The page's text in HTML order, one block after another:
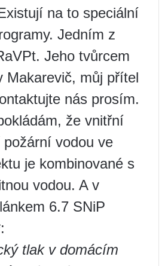
na to speciální
Jedním z
Jeho tvůrcem
Makarevič, můj přítel
nás prosím.
že vnitřní
vodou ve
je kombinované s
vodou. A v
6.7 SNiP
tlak v domácím